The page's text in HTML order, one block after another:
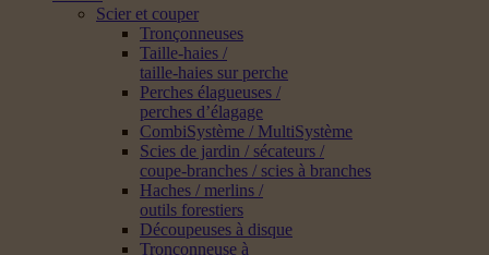
Scier et couper
Tronçonneuses
Taille-haies /
taille-haies sur perche
Perches élagueuses /
perches d’élagage
CombiSystème / MultiSystème
Scies de jardin / sécateurs /
coupe-branches / scies à branches
Haches / merlins /
outils forestiers
Découpeuses à disque
Tronçonneuse à